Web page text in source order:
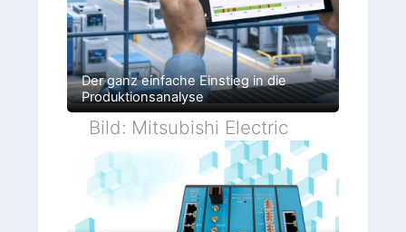
Der ganz einfache Einstieg in die
Produktionsanalyse
Bild: Mitsubishi Electric